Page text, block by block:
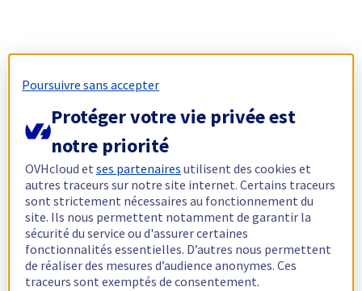
Poursuivre sans accepter
Protéger votre vie privée est
notre priorité
OVHcloud etses partenaires utilisent des cookies et
autres traceurs sur notre site internet. Certains traceurs
sont strictement nécessaires au fonctionnement du
site. Ils nous permettent notamment de garantir la
sécurité du service ou d'assurer certaines
fonctionnalités essentielles. D’autres nous permettent
de réaliser des mesures d’audience anonymes. Ces
traceurs sont exemptés de consentement.